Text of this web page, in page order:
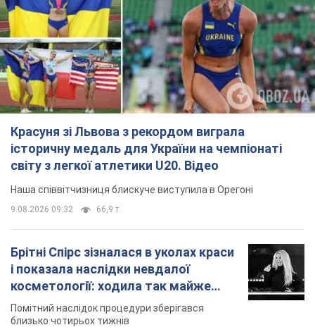
історичну медаль для України на чемпіонаті
світу з легкої атлетики U20. Відео
Наша співвітчизниця блискуче виступила в Орегоні
9.08.2026 09:32 66,9 т.
Брітні Спірс зізналася в уколах краси
і показала наслідки невдалої
косметології: ходила так майже
місяць
Помітний наслідок процедури зберігався
їсти: українська модель Христина
Пономар розповіла про страшний бік
модельної кар’єри
колеги